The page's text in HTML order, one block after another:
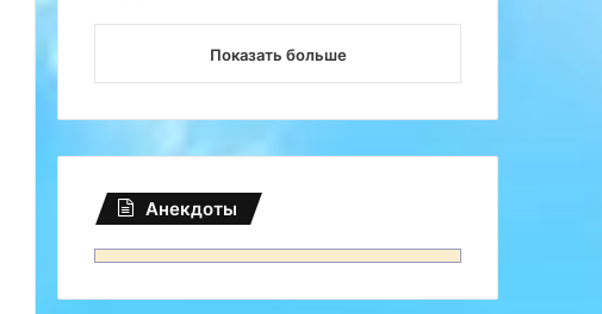
Показать больше
Анекдоты